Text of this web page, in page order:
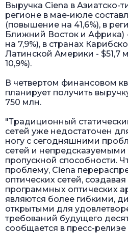
Выручка Ciena в Азиатско-
регионе в мае-июле
(повышение на 41,6%), в
Ближний Восток и Африка)
на 7,9%), в странах
Латинской Америки - $51,7
10,9%).
В четвертом финансовом
планирует получить
750 млн.
"Традиционный
сетей уже недостаточен
ногу с сегодняшними
сетей и
пропускной способности.
проблему, Ciena
оптических сетей,
программных оптических
являются более гибкими,
открытыми для
требований будущего
сообщается в пресс-